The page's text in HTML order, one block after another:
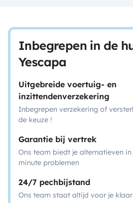
Inbegrepen in de
Yescapa
Uitgebreide voertuig- en
inzittendenverzekering
Inbegrepen verzekering of
de keuze !
Garantie bij vertrek
Ons team biedt je alternatieven
minute problemen
24/7 pechbijstand
Ons team staat altijd voor je klaar